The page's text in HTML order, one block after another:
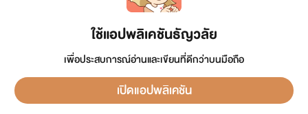
ใช้แอปพลิเคชันธัญวลัย
เพื่อประสบการณ์อ่านและเขียนที่ดีกว่าบนมือถือ
เปิดแอปพลิเคชัน
ลิขสิทธิ์ตามพระราชบัญญัติลิขสิทธิ์ (ฉบับเพิ่มเติม) พ.ศ.2558